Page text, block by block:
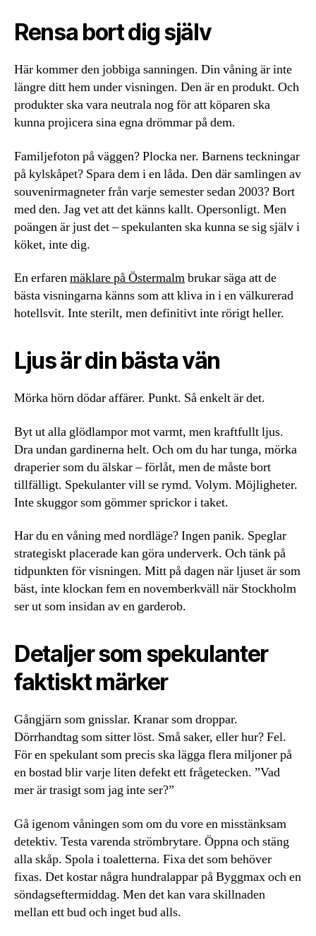
Rensa bort dig själv
Här kommer den jobbiga sanningen. Din våning är inte
längre ditt hem under visningen. Den är en produkt. Och
produkter ska vara neutrala nog för att köparen ska
kunna projicera sina egna drömmar på dem.
Familjefoton på väggen? Plocka ner. Barnens teckningar
på kylskåpet? Spara dem i en låda. Den där samlingen av
souvenirmagneter från varje semester sedan 2003? Bort
med den. Jag vet att det känns kallt. Opersonligt. Men
poängen är just det – spekulanten ska kunna se sig själv i
köket, inte dig.
En erfarenmäklare på Östermalmbrukar säga att de
bästa visningarna känns som att kliva in i en välkurerad
hotellsvit. Inte sterilt, men definitivt inte rörigt heller.
Ljus är din bästa vän
Mörka hörn dödar affärer. Punkt. Så enkelt är det.
Byt ut alla glödlampor mot varmt, men kraftfullt ljus.
Dra undan gardinerna helt. Och om du har tunga, mörka
draperier som du älskar – förlåt, men de måste bort
tillfälligt. Spekulanter vill se rymd. Volym. Möjligheter.
Inte skuggor som gömmer sprickor i taket.
Har du en våning med nordläge? Ingen panik. Speglar
strategiskt placerade kan göra underverk. Och tänk på
tidpunkten för visningen. Mitt på dagen när ljuset är som
bäst, inte klockan fem en novemberkväll när Stockholm
ser ut som insidan av en garderob.
Detaljer som spekulanter
faktiskt märker
Gångjärn som gnisslar. Kranar som droppar.
Dörrhandtag som sitter löst. Små saker, eller hur? Fel.
För en spekulant som precis ska lägga flera miljoner på
en bostad blir varje liten defekt ett frågetecken. ”Vad
mer är trasigt som jag inte ser?”
Gå igenom våningen som om du vore en misstänksam
detektiv. Testa varenda strömbrytare. Öppna och stäng
alla skåp. Spola i toaletterna. Fixa det som behöver
fixas. Det kostar några hundralappar på Byggmax och en
söndagseftermiddag. Men det kan vara skillnaden
mellan ett bud och inget bud alls.